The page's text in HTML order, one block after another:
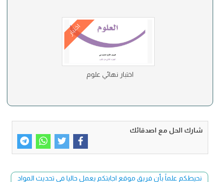
اختبار
اختبار نهائي علوم
شارك الحل مع اصدقائك
نحيطكم علماً بأن فريق موقع اجابتكم يعمل حاليا في تحديث المواد